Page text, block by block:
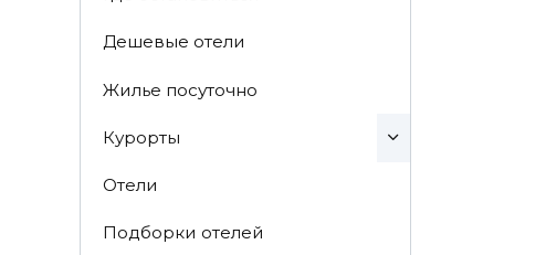
Дешевые отели
Жилье посуточно
Курорты
Отели
Подборки отелей